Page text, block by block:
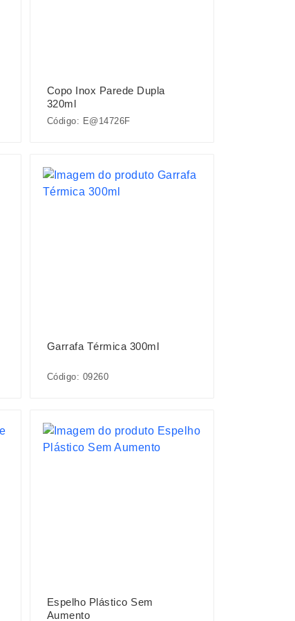
Copo Inox Parede Dupla
320ml
Código: E@14726F
Garrafa Térmica 300ml
Código: 09260
Espelho Plástico Sem
Aumento